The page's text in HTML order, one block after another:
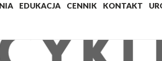
EDUKACJA CENNIK KONTAKT